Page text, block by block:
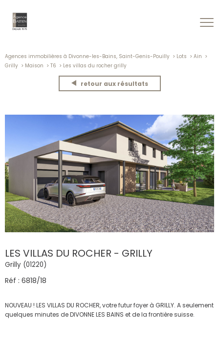
Agences immobilières à Divonne-les-Bains, Saint-Genis-Pouilly Lots
Ain
Grilly
Maison T6 Les villas du rocher grilly
retour aux résultats
LES VILLAS DU ROCHER - GRILLY
Grilly (01220)
Réf : 6818/18
NOUVEAU ! LES VILLAS DU ROCHER, votre futur foyer à GRILLY. A seulement
quelques minutes de DIVONNE LES BAINS et de la frontière suisse.